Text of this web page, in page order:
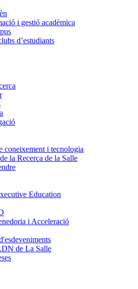
i gestió acadèmica
d’estudiants
coneixement i tecnologia
la Recerca de la Salle
Education
i Acceleració
de La Salle